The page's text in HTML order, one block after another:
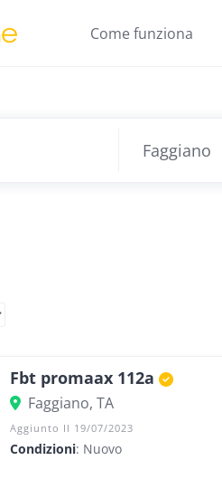
Come funziona
Fbt promaax 112a
Faggiano, TA
Aggiunto Il 19/07/2023
Condizioni: Nuovo